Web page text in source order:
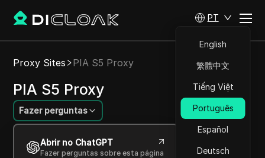
PT
English
繁體中文
Tiếng Việt
Português
Español
Deutsch
Proxy Sites PIA S5 Proxy
PIA S5 Proxy
Fazer perguntas
Abrir no ChatGPT
Fazer perguntas sobre esta página
Soluções completas de proxy para acesso
online seguro